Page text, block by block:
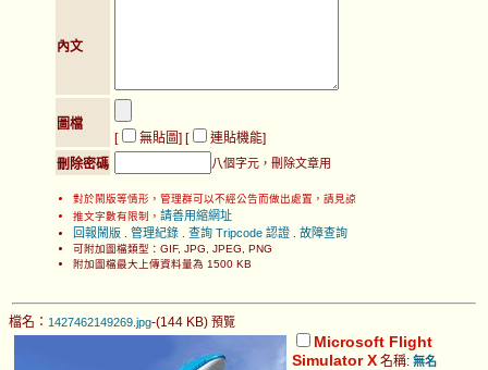
內文
圖檔
[
無貼圖] [ 連貼機能]
刪除密碼
八個字元，刪除文章用
對於鬧版等情形，管理群可以不經公告而做出處置，請見諒
推文字數有限制， 請善用縮網址
回報鬧版
管理紀錄 查詢 Tripcode 認證 故障查詢
可附加圖檔類型：GIF, JPG, JPEG, PNG
附加圖檔最大上傳資料量為 1500 KB
檔名： 1427462149269.jpg-(144 KB) 預覽
Microsoft Flight
Simulator X 名稱: 無名